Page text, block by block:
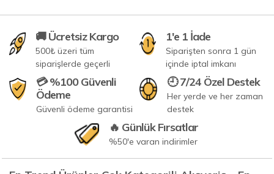
🚚 Ücretsiz Kargo
500₺ üzeri tüm
siparişlerde geçerli
1'e 1 İade
Siparişten sonra 1 gün
içinde iptal imkanı
💳 %100 Güvenli
Ödeme
Güvenli ödeme garantisi
🕘 7/24 Özel Destek
Her yerde ve her zaman
destek
🔥 Günlük Fırsatlar
%50'e varan indirimler